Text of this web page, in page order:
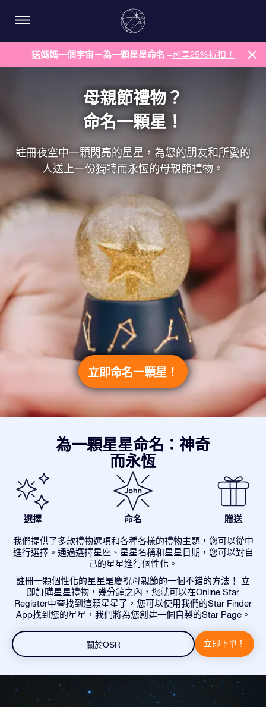
送媽媽一個宇宙－為一顆星星命名 –可享25%折扣！
母親節禮物？
命名一顆星！
註冊夜空中一顆閃亮的星星，為您的朋友和所愛的
人送上一份獨特而永恆的母親節禮物。
立即命名一顆星！
為一顆星星命名：神奇
而永恆
選擇 命名 贈送
我們提供了多款禮物選項和各種各樣的禮物主題，您可以從中
進行選擇。通過選擇星座、星星名稱和星星日期，您可以對自
己的星星進行個性化。
註冊一顆個性化的星星是慶祝母親節的一個不錯的方法！ 立
即訂購星星禮物，幾分鐘之內，您就可以在Online Star
Register中查找到這顆星星了，您可以使用我們的Star Finder
App找到您的星星，我們將為您創建一個自製的Star Page。
關於OSR 立即下單！